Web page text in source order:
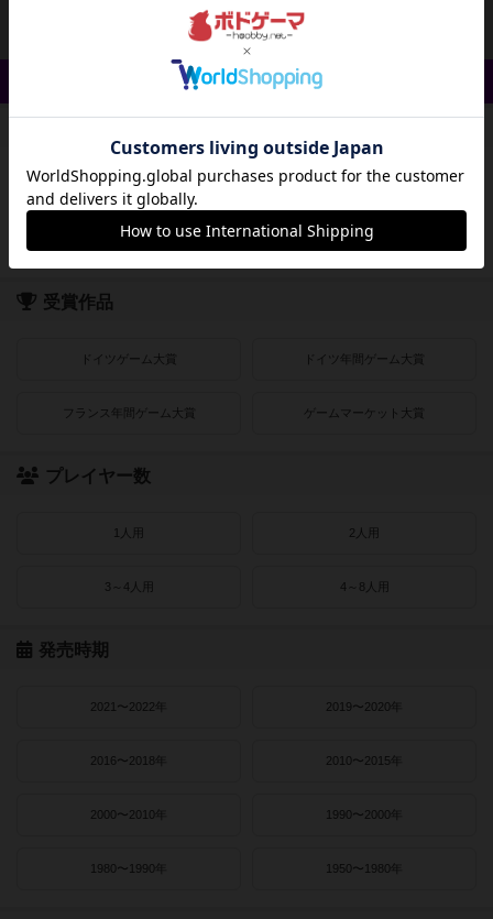
経験あり お気に入り
最近登録された順 紹介文あり
レビューあり 画像あり
受賞作品
ドイツゲーム大賞 ドイツ年間ゲーム大賞
フランス年間ゲーム大賞 ゲームマーケット大賞
プレイヤー数
1人用 2人用
3～4人用 4～8人用
発売時期
2021〜2022年 2019〜2020年
2016〜2018年 2010〜2015年
2000〜2010年 1990〜2000年
1980〜1990年 1950〜1980年